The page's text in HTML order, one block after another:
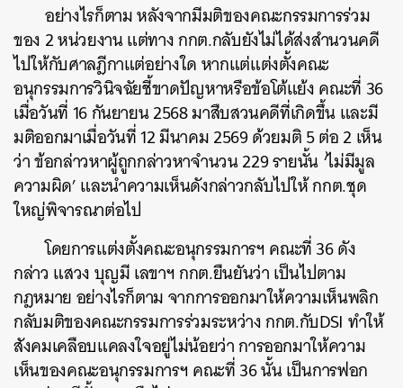
อย่างไรก็ตาม หลังจากมีมติของคณะกรรมการร่วม
ของ 2 หน่วยงาน แต่ทาง กกต.กลับยังไม่ได้ส่งสำนวนคดี
ไปให้กับศาลฎีกาแต่อย่างใด หากแต่แต่งตั้งคณะ
อนุกรรมการวินิจฉัยชี้ขาดปัญหาหรือข้อโต้แย้ง คณะที่ 36
เมื่อวันที่ 16 กันยายน 2568 มาสืบสวนคดีที่เกิดขึ้น และมี
มติออกมาเมื่อวันที่ 12 มีนาคม 2569 ด้วยมติ 5 ต่อ 2 เห็น
ว่า ข้อกล่าวหาผู้ถูกกล่าวหาจำนวน 229 รายนั้น ‘ไม่มีมูล
ความผิด’ และนำความเห็นดังกล่าวกลับไปให้ กกต.ชุด
ใหญ่พิจารณาต่อไป
โดยการแต่งตั้งคณะอนุกรรมการฯ คณะที่ 36 ดัง
กล่าว แสวง บุญมี เลขาฯ กกต.ยืนยันว่า เป็นไปตาม
กฎหมาย อย่างไรก็ตาม จากการออกมาให้ความเห็นพลิก
กลับมติของคณะกรรมการร่วมระหว่าง กกต.กับDSI ทำให้
สังคมเคลือบแคลงใจอยู่ไม่น้อยว่า การออกมาให้ความ
เห็นของคณะอนุกรรมการฯ คณะที่ 36 นั้น เป็นการฟอก